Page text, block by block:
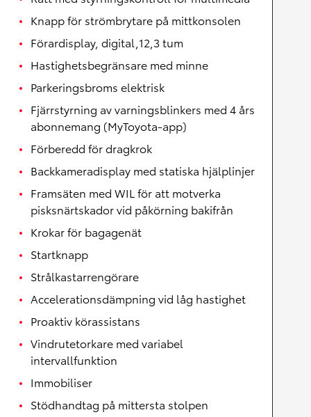
Knapp för strömbrytare på mittkonsolen
Förardisplay, digital,12,3 tum
Hastighetsbegränsare med minne
Parkeringsbroms elektrisk
Fjärrstyrning av varningsblinkers med 4 års
abonnemang (MyToyota-app)
Förberedd för dragkrok
Backkameradisplay med statiska hjälplinjer
Framsäten med WIL för att motverka
pisksnärtskador vid påkörning bakifrån
Krokar för bagagenät
Startknapp
Strålkastarrengörare
Accelerationsdämpning vid låg hastighet
Proaktiv körassistans
Vindrutetorkare med variabel
intervallfunktion
Immobiliser
Stödhandtag på mittersta stolpen